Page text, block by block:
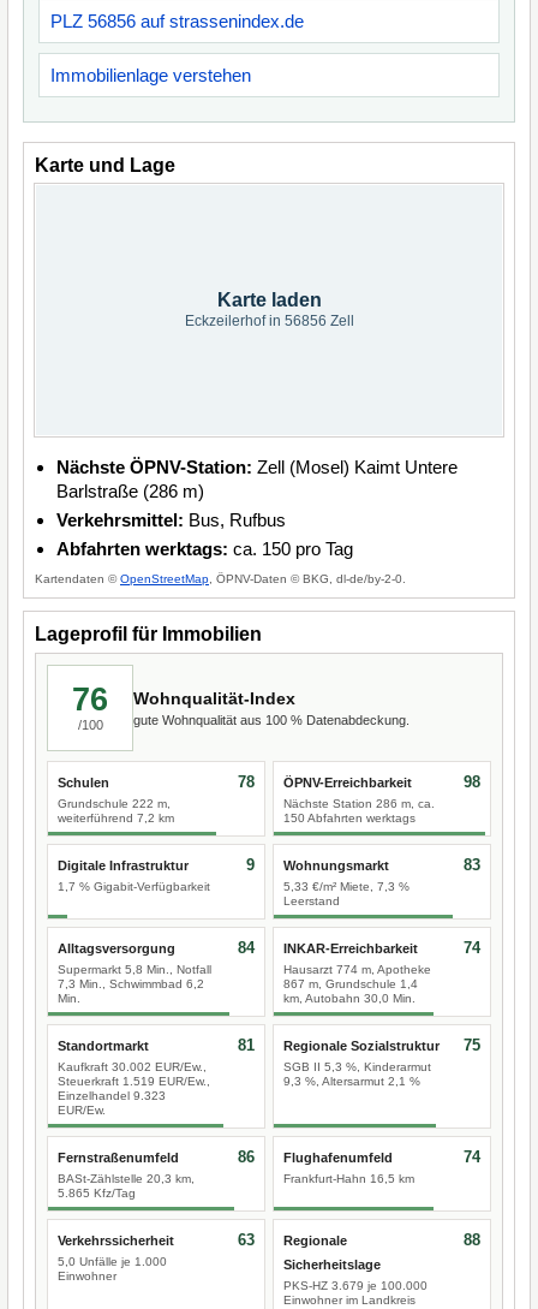
PLZ 56856 auf strassenindex.de
Immobilienlage verstehen
Karte und Lage
Karte laden
Eckzeilerhof in 56856 Zell
Nächste ÖPNV-Station: Zell (Mosel) Kaimt Untere
Barlstraße (286 m)
Verkehrsmittel: Bus, Rufbus
Abfahrten werktags: ca. 150 pro Tag
Kartendaten ©OpenStreetMap , ÖPNV-Daten © BKG, dl-de/by-2-0.
Lageprofil für Immobilien
76
/100
Wohnqualität-Index
gute Wohnqualität aus 100 % Datenabdeckung.
Schulen
Grundschule 222 m,
weiterführend 7,2 km
78 ÖPNV-Erreichbarkeit
Nächste Station 286 m, ca.
150 Abfahrten werktags
98
Digitale Infrastruktur
1,7 % Gigabit-Verfügbarkeit
9 Wohnungsmarkt
5,33 €/m² Miete, 7,3 %
Leerstand
83
Alltagsversorgung
Supermarkt 5,8 Min., Notfall
7,3 Min., Schwimmbad 6,2
Min.
84 INKAR-Erreichbarkeit
Hausarzt 774 m, Apotheke
867 m, Grundschule 1,4
km, Autobahn 30,0 Min.
74
Standortmarkt
Kaufkraft 30.002 EUR/Ew.,
Steuerkraft 1.519 EUR/Ew.,
Einzelhandel 9.323
EUR/Ew.
81 Regionale Sozialstruktur
SGB II 5,3 %, Kinderarmut
9,3 %, Altersarmut 2,1 %
75
Fernstraßenumfeld
BASt-Zählstelle 20,3 km,
5.865 Kfz/Tag
86 Flughafenumfeld
Frankfurt-Hahn 16,5 km
74
Verkehrssicherheit
5,0 Unfälle je 1.000
Einwohner
63
Regionale
Sicherheitslage
PKS-HZ 3.679 je 100.000
Einwohner im Landkreis
88